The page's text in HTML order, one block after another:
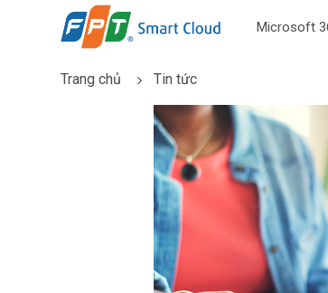
Microsoft
Trang chủ Tin tức